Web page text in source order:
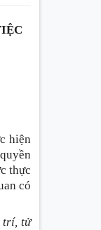
hiện
thực
có
trí, tử